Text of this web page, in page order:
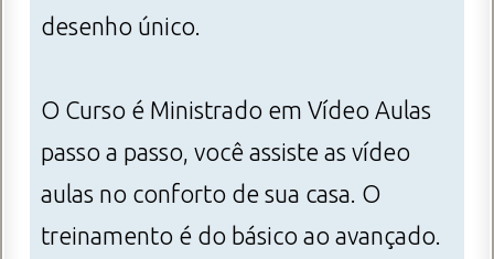
desenho único.
O Curso é Ministrado em Vídeo Aulas
passo a passo, você assiste as vídeo
aulas no conforto de sua casa. O
treinamento é do básico ao avançado.